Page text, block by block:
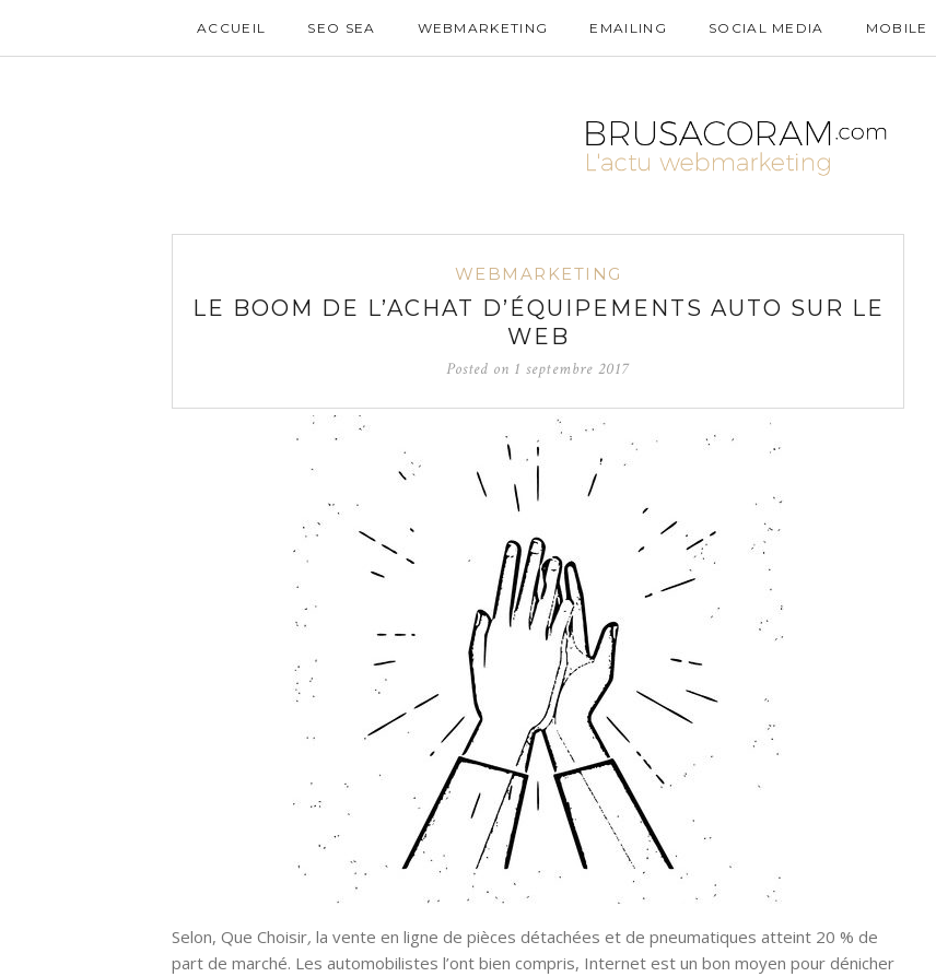
ACCUEIL SEO SEA WEBMARKETING EMAILING SOCIAL MEDIA MOBILE
WEBMARKETING
LE BOOM DE L’ACHAT D’ÉQUIPEMENTS AUTO SUR LE
WEB
Posted on 1 septembre 2017
Selon, Que Choisir, la vente en ligne de pièces détachées et de pneumatiques atteint 20 % de
part de marché. Les automobilistes l’ont bien compris, Internet est un bon moyen pour dénicher